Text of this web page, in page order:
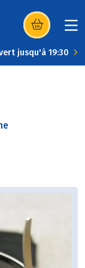
(s’ouvre dans
jusqu'à 19:30